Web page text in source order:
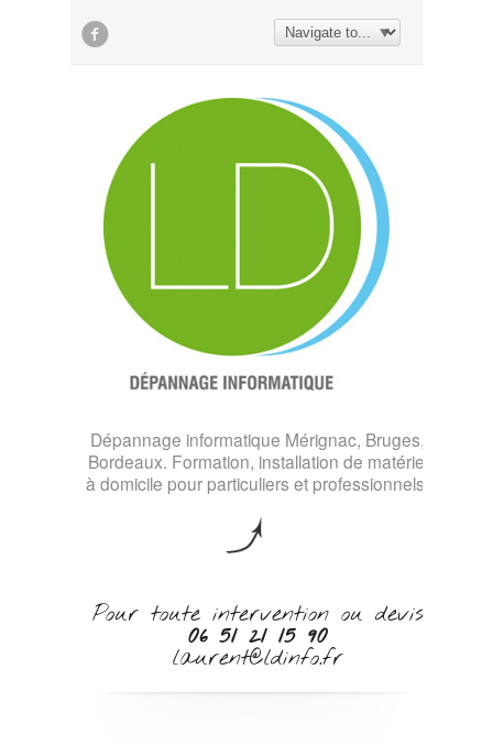

Dépannage informatique Mérignac, Bruges,
Bordeaux. Formation, installation de matériel
à domicile pour particuliers et professionnels.
Pour toute intervention ou devis
06 51 21 15 90
laurent@ldinfo.fr